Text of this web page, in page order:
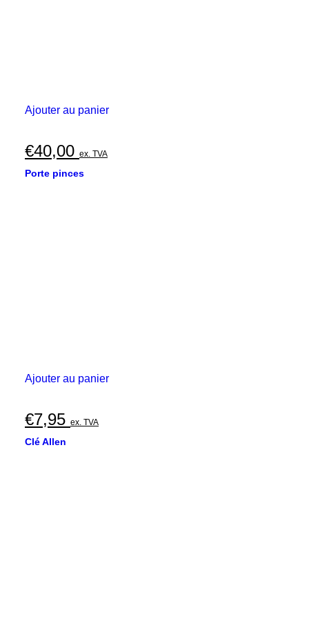
Ajouter au panier
€40,00 ex. TVA
Porte pinces
Ajouter au panier
€7,95 ex. TVA
Clé Allen